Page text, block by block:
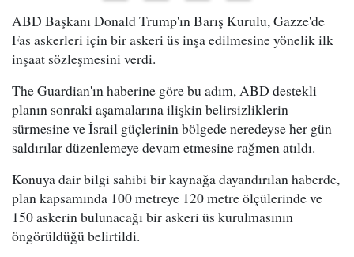
ABD Başkanı Donald Trump'ın Barış Kurulu, Gazze'de
Fas askerleri için bir askeri üs inşa edilmesine yönelik ilk
inşaat sözleşmesini verdi.
The Guardian'ın haberine göre bu adım, ABD destekli
planın sonraki aşamalarına ilişkin belirsizliklerin
sürmesine ve İsrail güçlerinin bölgede neredeyse her gün
saldırılar düzenlemeye devam etmesine rağmen atıldı.
Konuya dair bilgi sahibi bir kaynağa dayandırılan haberde,
plan kapsamında 100 metreye 120 metre ölçülerinde ve
150 askerin bulunacağı bir askeri üs kurulmasının
öngörüldüğü belirtildi.